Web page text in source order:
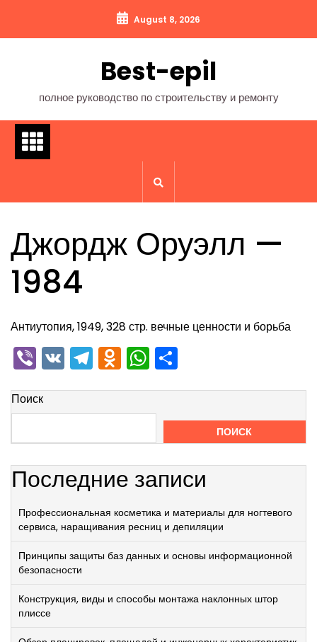
содержимому
August 8, 2026
Best-epil
полное руководство по строительству и ремонту
Джордж Оруэлл —
1984
Антиутопия, 1949, 328 стр. вечные ценности и борьба
Viber
VKTelegram
Odnoklassniki
WhatsApp
Поиск
ПОИСК
Последние записи
Профессиональная косметика и материалы для ногтевого
сервиса, наращивания ресниц и депиляции
Принципы защиты баз данных и основы информационной
безопасности
Конструкция, виды и способы монтажа наклонных штор
плиссе